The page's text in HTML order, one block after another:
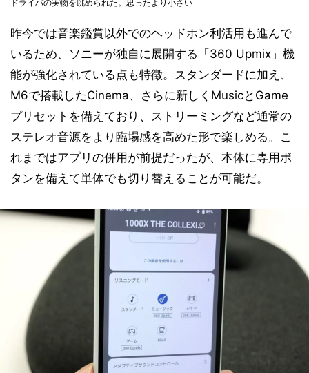
ドライバの実物を眺められた。思ったより小さい
昨今では音楽鑑賞以外でのヘッドホン利活用も進んで
いるため、ソニーが独自に展開する「360 Upmix」機
能が強化されている点も特徴。スタンダードに加え、
M6で搭載したCinema、さらに新しくMusicとGame
プリセットを備えており、ストリーミングなど通常の
ステレオ音源をより臨場感を高めた形で楽しめる。こ
れまではアプリの併用が前提だったが、本体に専用ボ
タンを備えて単体でも切り替えることが可能だ。